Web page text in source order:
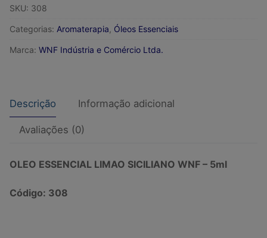
-
5ml
SKU: 308
Categorias: Aromaterapia Óleos Essenciais
Marca: WNF Indústria e Comércio Ltda.
Descrição Informação adicional
Avaliações (0)
OLEO ESSENCIAL LIMAO SICILIANO WNF – 5ml
Código: 308